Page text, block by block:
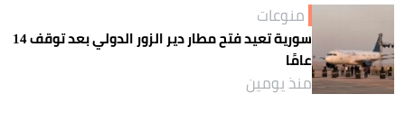
منوعات
سورية تعيد فتح مطار دير الزور الدولي بعد توقف 14
عامًا
منذ يومين